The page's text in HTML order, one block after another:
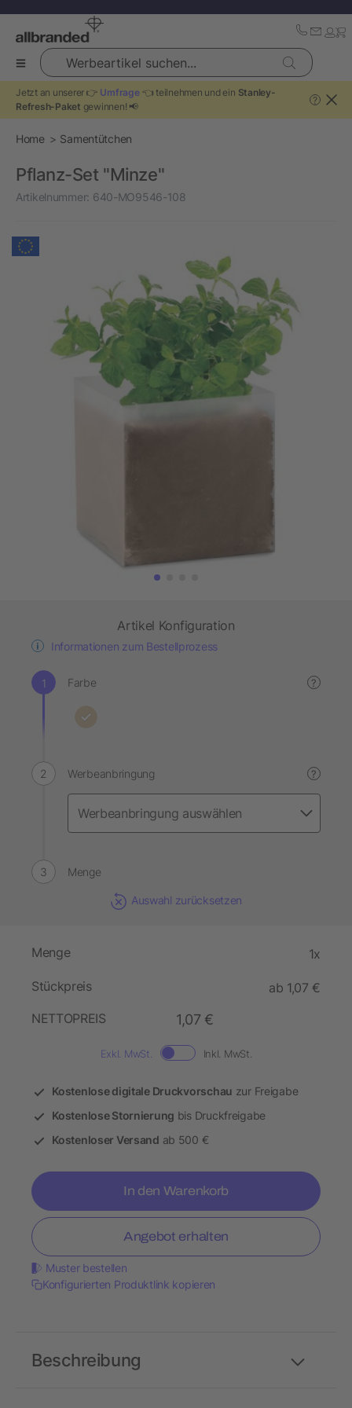
Werbeartikel suchen...
Jetzt an unserer 👉 Umfrage👈 teilnehmen und ein Stanley-
Refresh-Paket gewinnen! 📢
?
Home Samentütchen
Pflanz-Set "Minze"
Artikelnummer: 640-MO9546-108
Artikel Konfiguration
Informationen zum Bestellprozess
Farbe ?
Werbeanbringung ?
Menge
Auswahl zurücksetzen
Menge 1x
Stückpreis
ab 1,07 €
NETTOPREIS
1,07 €
Exkl. MwSt. Inkl. MwSt.
Kostenlose digitale Druckvorschau zur Freigabe
Kostenlose Stornierung bis Druckfreigabe
Kostenloser Versand ab 500 €
In den Warenkorb
Angebot erhalten
Muster bestellen
Konfigurierten Produktlink kopieren
Beschreibung